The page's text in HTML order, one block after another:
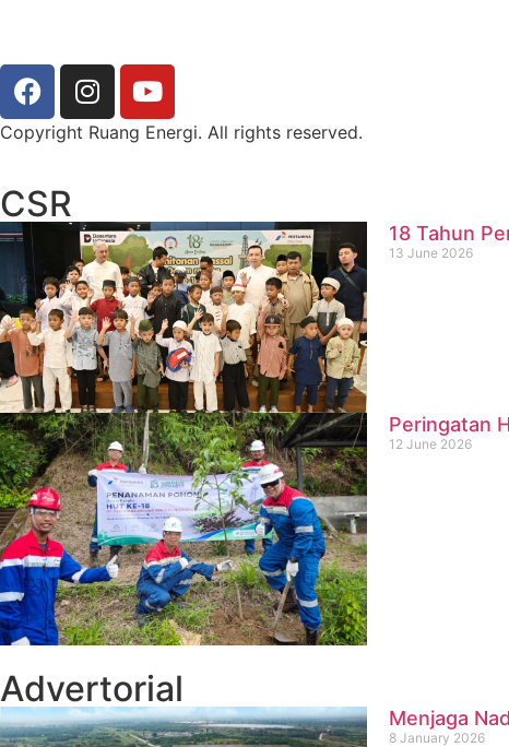
Copyright Ruang Energi. All rights reserved.
CSR
18 Tahun
13 June 2026
Peringatan
12 June 2026
Advertorial
Menjaga
8 January 2026